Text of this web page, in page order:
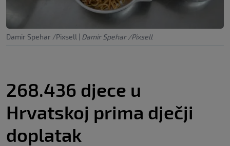
Damir Spehar /Pixsell | Damir Spehar /Pixsell
268.436 djece u
Hrvatskoj prima dječji
doplatak